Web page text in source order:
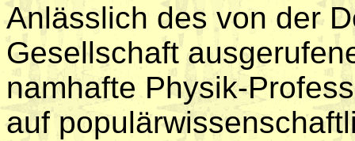
Anlässlich des von der
Gesellschaft
namhafte Physik-
auf